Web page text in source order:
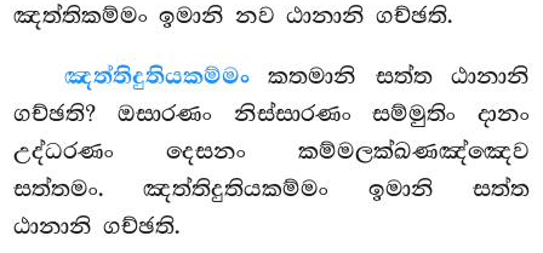
ඤත්තිකම්මං ඉමානි නව ඨානානි ගච්ඡති.
ඤත්තිදුතියකම්මං කතමානි සත්ත ඨානානි
ගච්ඡති? ඔසාරණං නිස්සාරණං සම්මුතිං දානං
උද්ධරණං දෙසනං කම්මලක්ඛණඤ්ඤෙව
සත්තමං. ඤත්තිදුතියකම්මං ඉමානි සත්ත
ඨානානි ගච්ඡති.